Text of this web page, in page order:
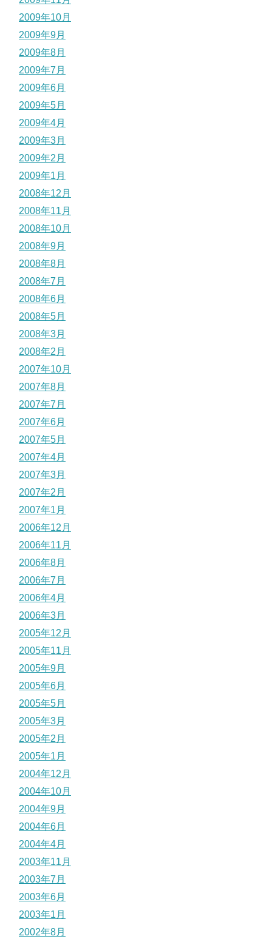
2009年10月
2009年9月
2009年8月
2009年7月
2009年6月
2009年5月
2009年4月
2009年3月
2009年2月
2009年1月
2008年12月
2008年11月
2008年10月
2008年9月
2008年8月
2008年7月
2008年6月
2008年5月
2008年3月
2008年2月
2007年10月
2007年8月
2007年7月
2007年6月
2007年5月
2007年4月
2007年3月
2007年2月
2007年1月
2006年12月
2006年11月
2006年8月
2006年7月
2006年4月
2006年3月
2005年12月
2005年11月
2005年9月
2005年6月
2005年5月
2005年3月
2005年2月
2005年1月
2004年12月
2004年10月
2004年9月
2004年6月
2004年4月
2003年11月
2003年7月
2003年6月
2003年1月
2002年8月